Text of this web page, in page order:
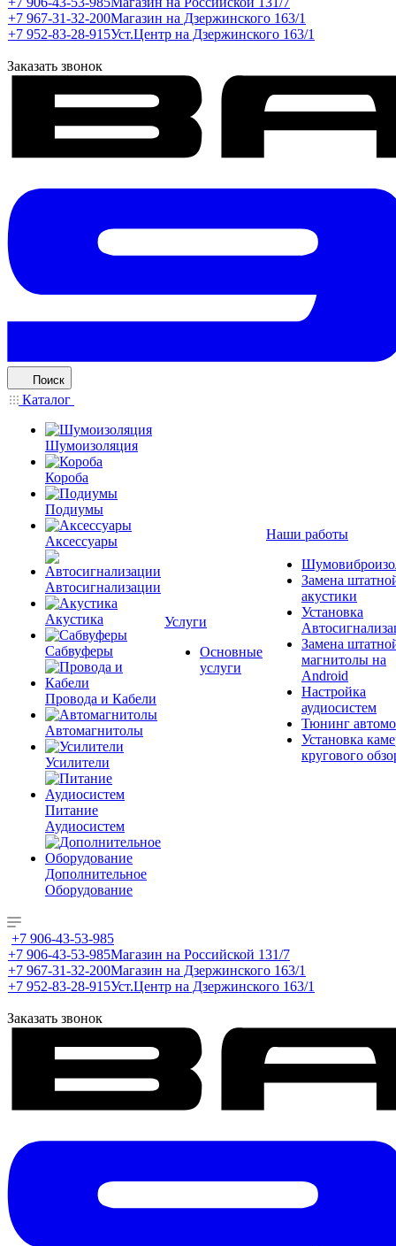
+7 967-31-32-200Магазин на Дзержинского 163/1
+7 952-83-28-915Уст.Центр на Дзержинского 163/1
Заказать звонок
Поиск
Каталог
Шумоизоляция
Короба
Подиумы
Аксессуары
Автосигнализации
Акустика
Сабвуферы
Провода и Кабели
Автомагнитолы
Усилители
Питание
Аудиосистем
Дополнительное
Оборудование
Услуги
Основные
услуги
Наши работы
Замена
акустики
Установка
Замена
магнитолы на
Android
Настройка
аудиосистем
Тюнинг
Установка
кругового
+7 906-43-53-985
+7 906-43-53-985Магазин на Российской 131/7
+7 967-31-32-200Магазин на Дзержинского 163/1
+7 952-83-28-915Уст.Центр на Дзержинского 163/1
Заказать звонок